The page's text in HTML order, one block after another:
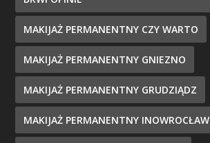
MAKIJAŻ PERMANENTNY CZY WARTO
MAKIJAŻ PERMANENTNY GNIEZNO
MAKIJAŻ PERMANENTNY GRUDZIĄDZ
MAKIJAŻ PERMANENTNY INOWROCŁAW